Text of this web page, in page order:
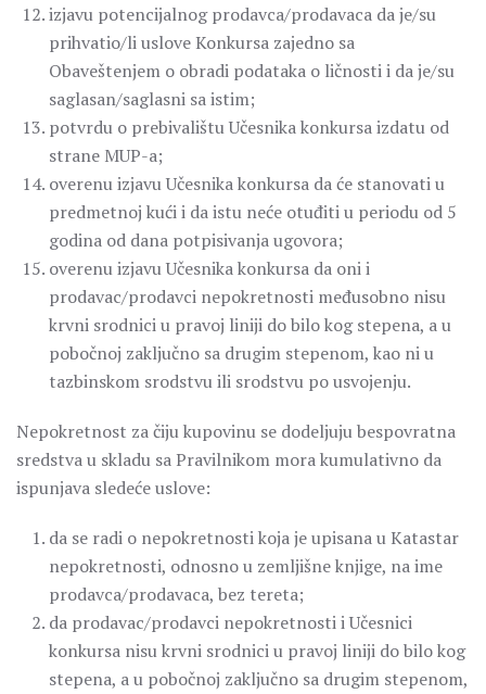
izjavu potencijalnog prodavca/prodavaca da je/su
prihvatio/li uslove Konkursa zajedno sa
Obaveštenjem o obradi podataka o ličnosti i da je/su
saglasan/saglasni sa istim;
potvrdu o prebivalištu Učesnika konkursa izdatu od
strane MUP-a;
overenu izjavu Učesnika konkursa da će stanovati u
predmetnoj kući i da istu neće otuđiti u periodu od 5
godina od dana potpisivanja ugovora;
overenu izjavu Učesnika konkursa da oni i
prodavac/prodavci nepokretnosti međusobno nisu
krvni srodnici u pravoj liniji do bilo kog stepena, a u
pobočnoj zaključno sa drugim stepenom, kao ni u
tazbinskom srodstvu ili srodstvu po usvojenju.
Nepokretnost za čiju kupovinu se dodeljuju bespovratna
sredstva u skladu sa Pravilnikom mora kumulativno da
ispunjava sledeće uslove:
da se radi o nepokretnosti koja je upisana u Katastar
nepokretnosti, odnosno u zemljišne knjige, na ime
prodavca/prodavaca, bez tereta;
da prodavac/prodavci nepokretnosti i Učesnici
konkursa nisu krvni srodnici u pravoj liniji do bilo kog
stepena, a u pobočnoj zaključno sa drugim stepenom,